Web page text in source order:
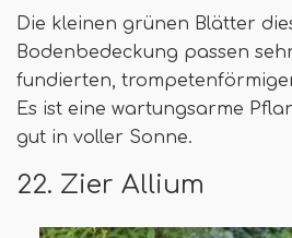
Die kleinen grünen Blätter
Bodenbedeckung passen
fundierten,
Es ist eine wartungsarme
gut in voller Sonne.
22. Zier Allium